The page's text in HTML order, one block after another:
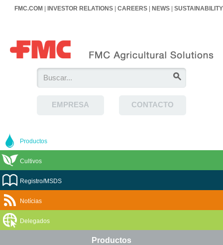
FMC.COM INVESTOR RELATIONS CAREERS NEWS SUSTAINABILITY
EMPRESA CONTACTO
Productos
Cultivos
Registro/MSDS
Notícias
Delegados
Productos